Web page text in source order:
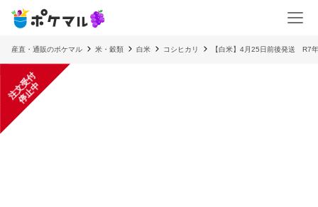
産直・通販のポケマル 米・穀類 白米 コシヒカリ 【白米】4月25日前後発送
注
文
受
付
停
止
中